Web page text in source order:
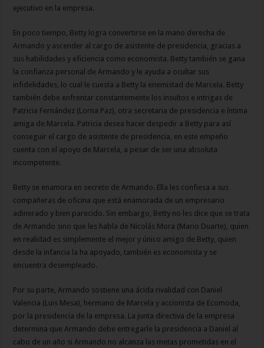
ejecutivo en la empresa.
En poco tiempo, Betty logra convertirse en la mano derecha de
Armando y ascender al cargo de asistente de presidencia, gracias a
sus habilidades y eficiencia como economista. Betty también se gana
la confianza personal de Armando y le ayuda a ocultar sus
infidelidades, lo cual le cuesta a Betty la enemistad de Marcela. Betty
también debe enfrentar constantemente los insultos e intrigas de
Patricia Fernández (Lorna Paz), otra secretaria de presidencia e íntima
amiga de Marcela. Patricia desea hacer despedir a Betty para así
conseguir el cargo de asistente de presidencia, en este empeño
cuenta con el apoyo de Marcela, a pesar de ser una absoluta
incompetente.
Betty se enamora en secreto de Armando. Ella les confiesa a sus
compañeras de oficina que está enamorada de un empresario
adinerado y bien parecido. Sin embargo, Betty no les dice que se trata
de Armando sino que les habla de Nicolás Mora (Mario Duarte), quien
en realidad es simplemente el mejor y único amigo de Betty, quien
desde la infancia la ha apoyado, también es economista y se
encuentra desempleado.
Por su parte, Armando sostiene una ácida rivalidad con Daniel
Valencia (Luis Mesa), hermano de Marcela y accionista de Ecomoda,
por la presidencia de la empresa. La junta directiva de la empresa
determina que Armando debe entregarle la presidencia a Daniel al
cabo de un año si Armando no alcanza las metas prometidas en el